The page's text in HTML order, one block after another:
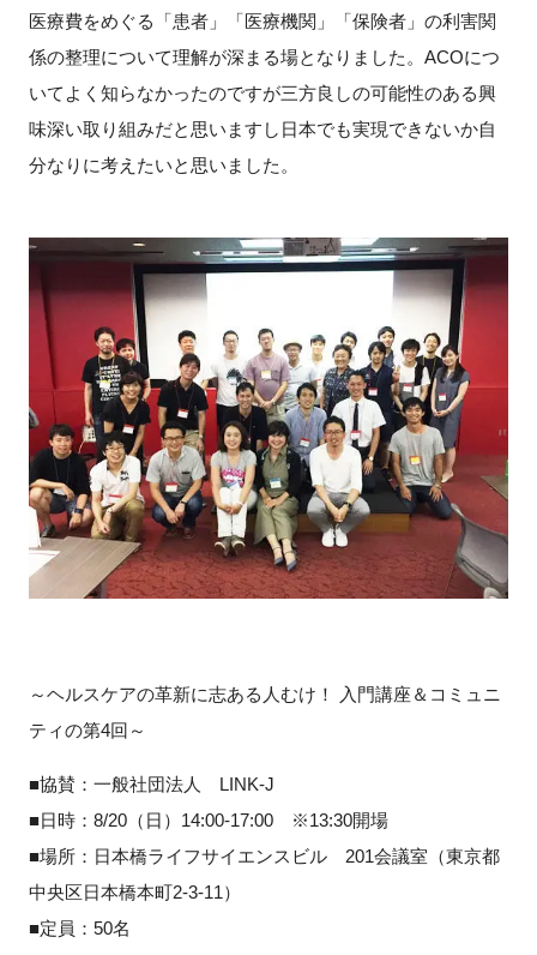
医療費をめぐる「患者」「医療機関」「保険者」の利害関
係の整理について理解が深まる場となりました。ACOにつ
いてよく知らなかったのですが三方良しの可能性のある興
味深い取り組みだと思いますし日本でも実現できないか自
分なりに考えたいと思いました。
～ヘルスケアの革新に志ある人むけ！ 入門講座＆コミュニ
ティの第4回～
■協賛：一般社団法人 LINK-J
■日時：8/20（日）14:00-17:00 ※13:30開場
■場所：日本橋ライフサイエンスビル 201会議室（東京都
中央区日本橋本町2-3-11）
■定員：50名